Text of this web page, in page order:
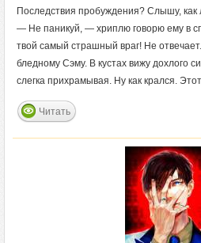
Последствия пробуждения? Слышу,
— Не паникуй, — хриплю говорю ему в
твой самый страшный враг! Не
бледному Сэму. В кустах вижу дохлого
слегка прихрамывая. Ну как крался.
Читать